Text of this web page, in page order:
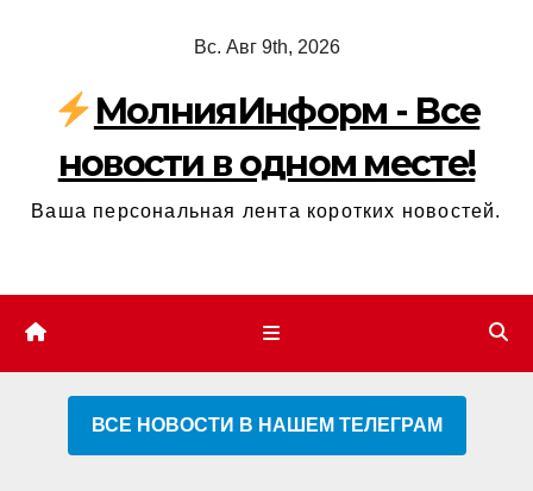
содержимому
Вс. Авг 9th, 2026
МолнияИнформ - Все
новости в одном месте!
Ваша персональная лента коротких новостей.
ВСЕ НОВОСТИ В НАШЕМ ТЕЛЕГРАМ